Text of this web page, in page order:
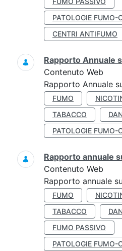
PATOLOGIE FUMO-
CENTRI ANTIFUMO
Rapporto Annuale
Contenuto Web
Rapporto Annuale
FUMO
TABACCO
PATOLOGIE FUMO-
Rapporto annuale
Contenuto Web
Rapporto annuale
FUMO
TABACCO
FUMO PASSIVO
PATOLOGIE FUMO-